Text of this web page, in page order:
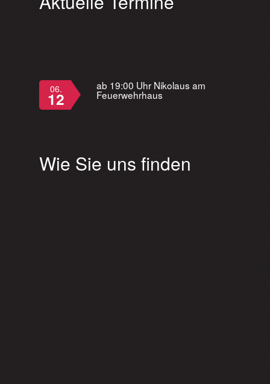
06.
12
ab 19:00 Uhr Nikolaus am
Feuerwehrhaus
Wie Sie uns finden